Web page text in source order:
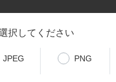
択してください
JPEG PNG